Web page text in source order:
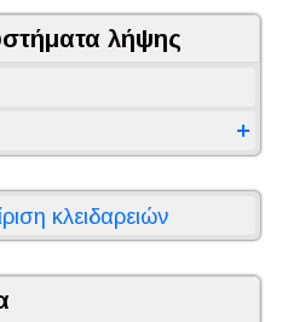
λήψης
κλειδαρειών